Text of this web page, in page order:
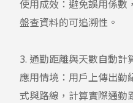
使用成效：避免誤用係數
盤查資料的可追溯性。
3. 通勤距離與天數自動計
應用情境：用戶上傳出勤
式與路線，計算實際通勤